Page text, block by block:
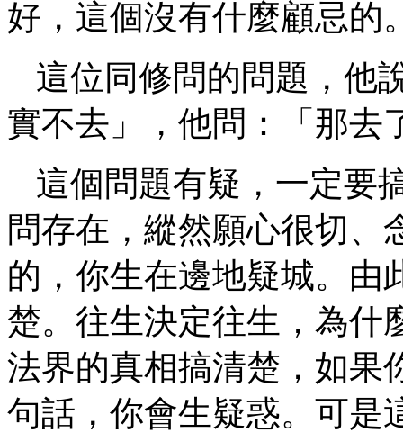
好，這個沒有什麼顧忌的
這位同修問的問題，他
實不去」，他問：「那去
這個問題有疑，一定要
問存在，縱然願心很切、
的，你生在邊地疑城。由
楚。往生決定往生，為什
法界的真相搞清楚，如果
句話，你會生疑惑。可是